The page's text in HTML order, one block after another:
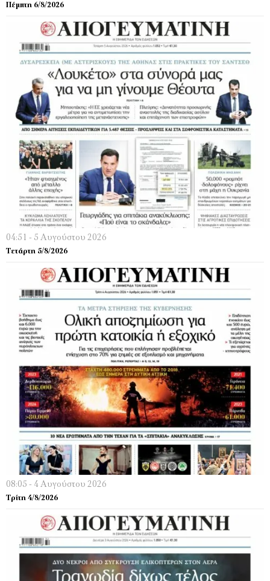
Πέμπτη 6/8/2026
04:51 - 5 Αυγούστου 2026
Τετάρτη 5/8/2026
08:05 - 4 Αυγούστου 2026
Τρίτη 4/8/2026